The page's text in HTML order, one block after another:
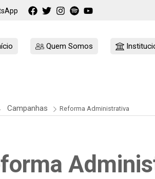
Quem Somos
Campanhas Reforma Administrativa